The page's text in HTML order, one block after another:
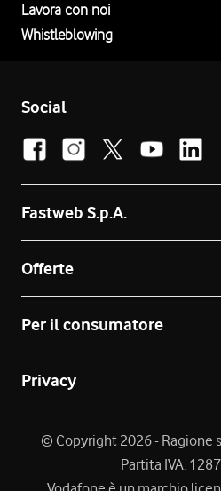
Lavora con noi
Whistleblowing
Social
Fastweb S.p.A.
Offerte
Per il consumatore
Privacy
© Copyright 2026 - Ragione
Partita IVA: